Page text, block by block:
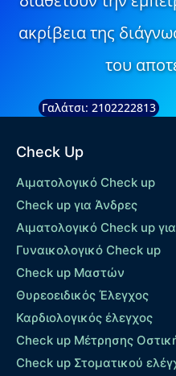
ακρίβεια της
του
Γαλάτσι: 2102222813
Check Up
Αιματολογικό Check up
Check up για Άνδρες
Αιματολογικό Check up
Γυναικολογικό Check up
Check up Μαστών
Θυρεοειδικός Έλεγχος
Καρδιολογικός έλεγχος
Check up Mέτρησης
Check up Στοματικού